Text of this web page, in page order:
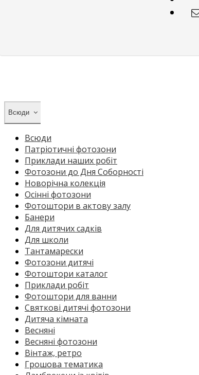
Всюди
Всюди
Патріотичні фотозони
Приклади наших робіт
Фотозони до Дня Соборності
Новорічна колекція
Осінні фотозони
Фотоштори в актову залу
Банери
Для дитячих садків
Для школи
Тантамарески
Фотозони дитячі
Фотоштори каталог
Приклади робіт
Фотоштори для ванни
Святкові дитячі фотозони
Дитяча кімната
Весняні
Весняні фотозони
Вінтаж, ретро
Грошова тематика